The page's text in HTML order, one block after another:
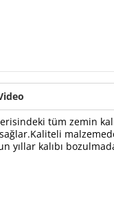
tüm zemin
sağlar.Kaliteli
yıllar kalıbı